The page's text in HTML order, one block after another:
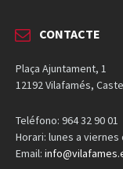
CONTACTE
Plaça Ajuntament, 1
12192 Vilafamés,
Teléfono: 964 32 90 01
Horari: lunes a viernes
Email: